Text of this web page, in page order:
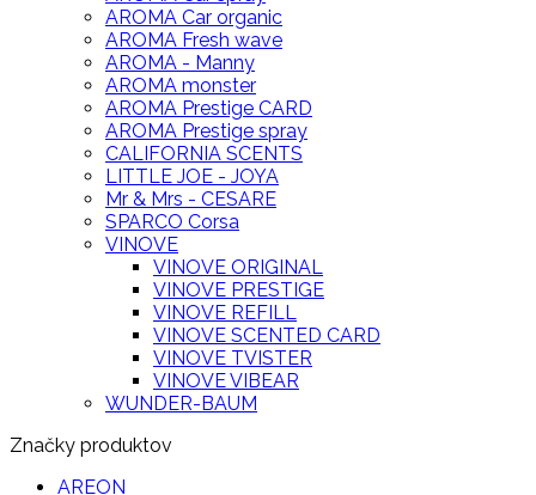
AROMA Car organic
AROMA Fresh wave
AROMA - Manny
AROMA monster
AROMA Prestige CARD
AROMA Prestige spray
CALIFORNIA SCENTS
LITTLE JOE - JOYA
Mr & Mrs - CESARE
SPARCO Corsa
VINOVE
VINOVE ORIGINAL
VINOVE PRESTIGE
VINOVE REFILL
VINOVE SCENTED CARD
VINOVE TVISTER
VINOVE VIBEAR
WUNDER-BAUM
Značky produktov
AREON